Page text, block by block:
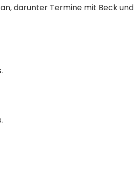
darunter Termine mit Beck und